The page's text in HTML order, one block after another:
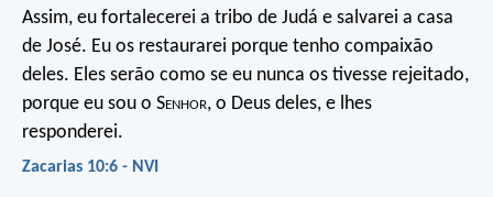
Assim, eu fortalecerei a tribo de Judá e salvarei a casa
de José. Eu os restaurarei porque tenho compaixão
deles. Eles serão como se eu nunca os tivesse rejeitado,
porque eu sou o Senhor, o Deus deles, e lhes
responderei.
Zacarias 10:6 - NVI